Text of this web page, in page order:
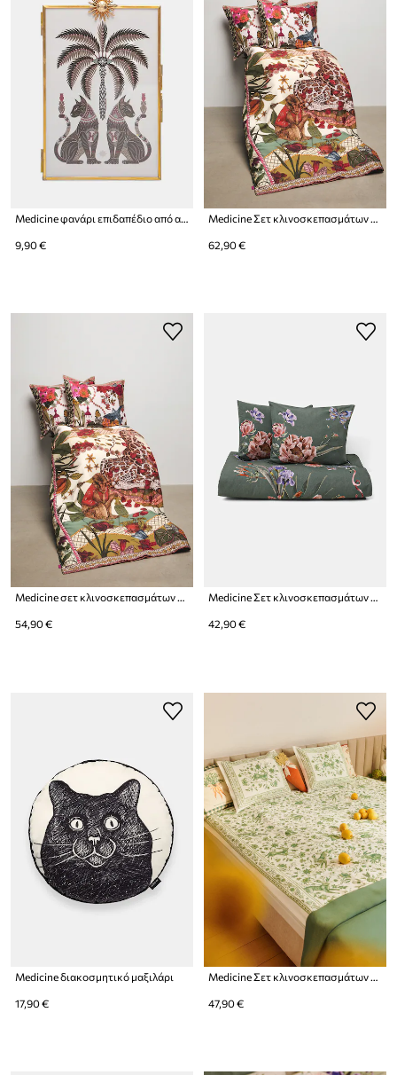
Medicine φανάρι επιδαπέδιο από ατσάλι
9,90 €
Medicine Σετ κλινοσκεπασμάτων από βαμβακερό σατέν
62,90 €
Medicine σετ κλινοσκεπασμάτων από βαμβακερό σατέν
54,90 €
Medicine Σετ κλινοσκεπασμάτων από βαμβακερό περκάλι
42,90 €
Medicine διακοσμητικό μαξιλάρι
17,90 € 47,90 €